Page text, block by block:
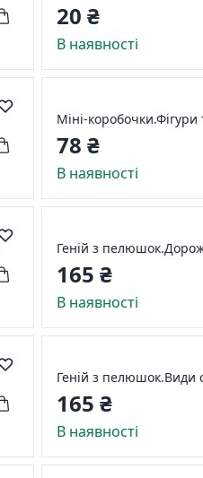
20 ₴
В наявності
Міні-
78 ₴
В наявності
Геній з
165 ₴
В наявності
Геній з пелюшок.Види
165 ₴
В наявності